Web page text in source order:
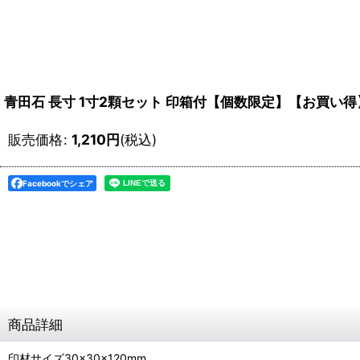
青田石 長寸 1寸2顆セット 印箱付【個数限定】【お買い得
販売価格: 1,210円(税込)
Facebookでシェア
商品詳細